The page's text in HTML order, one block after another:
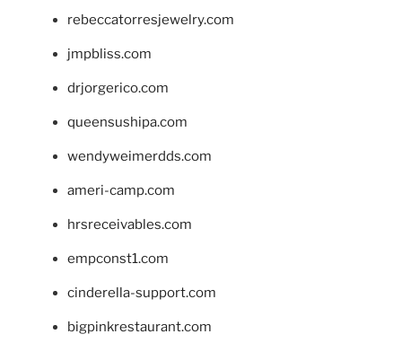
rebeccatorresjewelry.com
jmpbliss.com
drjorgerico.com
queensushipa.com
wendyweimerdds.com
ameri-camp.com
hrsreceivables.com
empconst1.com
cinderella-support.com
bigpinkrestaurant.com